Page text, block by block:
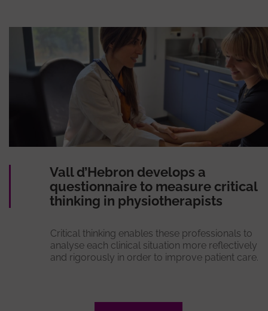
Vall d’Hebron develops a
questionnaire to measure critical
thinking in physiotherapists
Critical thinking enables these professionals to
analyse each clinical situation more reflectively
and rigorously in order to improve patient care.